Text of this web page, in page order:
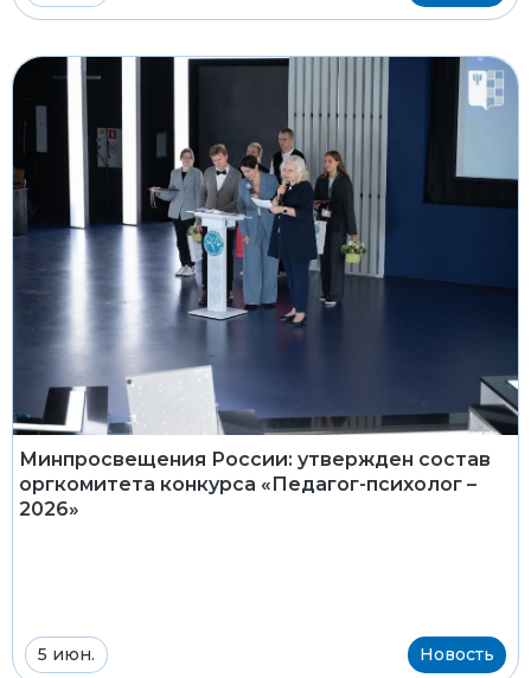
Минпросвещения России: утвержден состав
оргкомитета конкурса «Педагог-психолог –
2026»
5 июн. Новость